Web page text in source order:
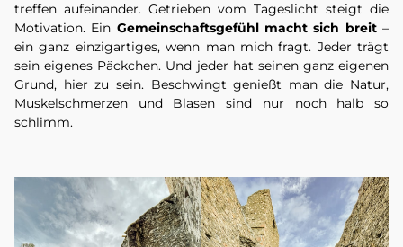
treffen aufeinander. Getrieben vom Tageslicht steigt die
Motivation. Ein Gemeinschaftsgefühl macht sich breit–
ein ganz einzigartiges, wenn man mich fragt. Jeder trägt
sein eigenes Päckchen. Und jeder hat seinen ganz eigenen
Grund, hier zu sein. Beschwingt genießt man die Natur,
Muskelschmerzen und Blasen sind nur noch halb so
schlimm.